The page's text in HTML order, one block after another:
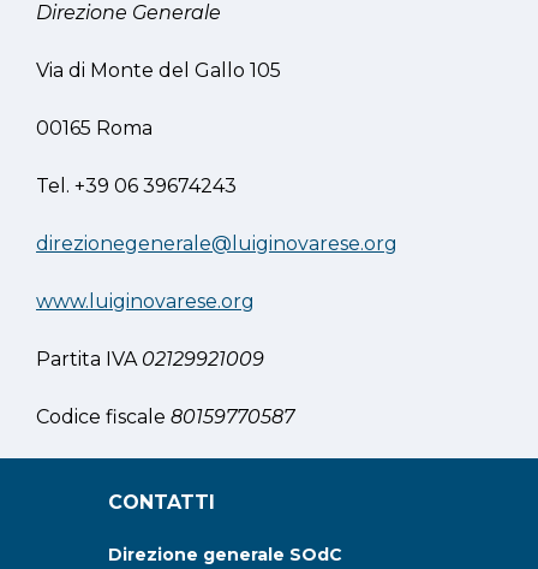
Direzione Generale
Via di Monte del Gallo 105
00165 Roma
Tel. +39 06 39674243
direzionegenerale@luiginovarese.org
www.luiginovarese.org
Partita IVA02129921009
Codice fiscale 80159770587
CONTATTI
Direzione generale SOdC